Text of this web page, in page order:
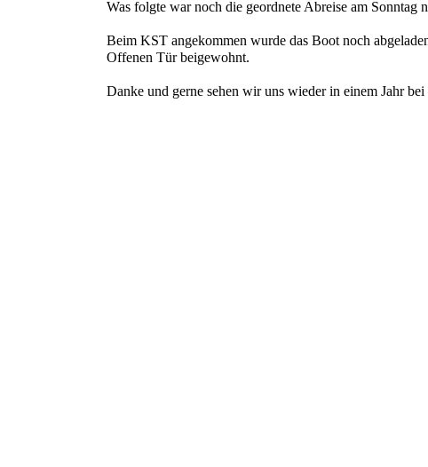
Was folgte war noch die geordnete Abreise am Sonntag
Beim KST angekommen wurde das Boot noch
Offenen Tür beigewohnt.
Danke und gerne sehen wir uns wieder in einem Jahr bei